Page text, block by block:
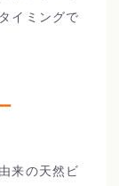
イミングで
来の天然ビ